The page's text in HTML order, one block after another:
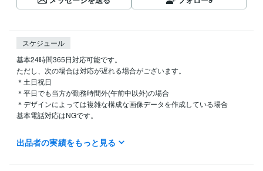
スケジュール
基本24時間365日対応可能です。
ただし、次の場合は対応が遅れる場合がございます。
＊土日祝日
＊平日でも当方が勤務時間外(午前中以外)の場合
＊デザインによっては複雑な構成な画像データを作成している場合
基本電話対応はNGです。
＊当方が別のサービスと並行して作業中である場合
クリエイター / 作家 経験年数 : 8年
出品者の実績をもっと見る